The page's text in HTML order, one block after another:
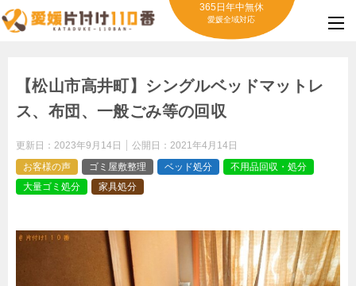
365日年中無休
愛媛全域対応
【松山市高井町】シングルベッドマットレ
ス、布団、一般ごみ等の回収
更新日： 2023年9月14日 公開日： 2021年4月14日
お客様の声
ゴミ屋敷整理 ベッド処分
不用品回収・処分
大量ゴミ処分
家具処分